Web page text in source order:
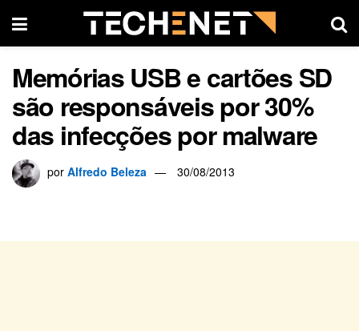
Memórias USB e cartões SD
são responsáveis por 30%
das infecções por malware
por Alfredo Beleza 30/08/2013